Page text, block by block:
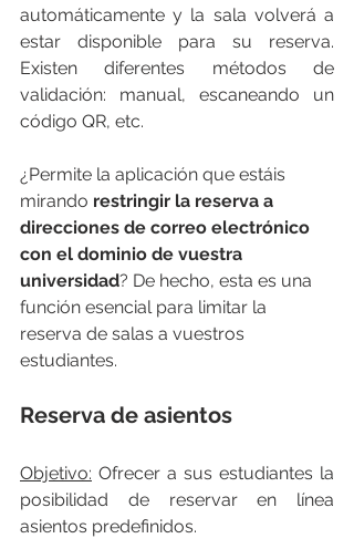
automáticamente y la sala volverá a
estar disponible para su reserva.
Existen diferentes métodos de
validación: manual, escaneando un
código QR, etc.
¿Permite la aplicación que estáis
mirando restringir la reserva a
direcciones de correo electrónico
con el dominio de vuestra
universidad? De hecho, esta es una
función esencial para limitar la
reserva de salas a vuestros
estudiantes.
Reserva de asientos
Objetivo: Ofrecer a sus estudiantes la
posibilidad de reservar en línea
asientos predefinidos.